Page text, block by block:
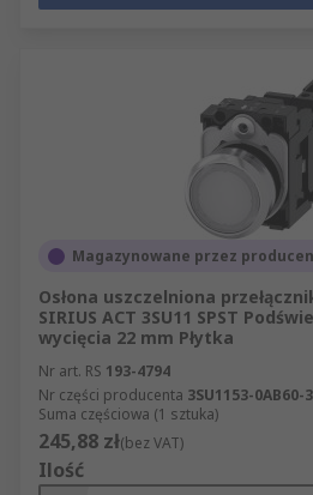
Magazynowane przez
Osłona uszczelniona
SIRIUS ACT 3SU11 SPST
wycięcia 22 mm Płytka
Nr art. RS 193-4794
Nr części producenta 3SU1153-0AB60-
Suma częściowa (1 sztuka)
245,88 zł(bez VAT)
Ilość